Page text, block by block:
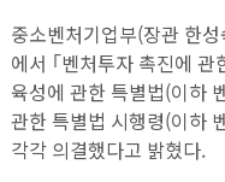
중소벤처기업부(장관 한
에서 ｢벤처투자 촉진에 관
육성에 관한 특별법(이하
관한 특별법 시행령(이하
각각 의결했다고 밝혔다.